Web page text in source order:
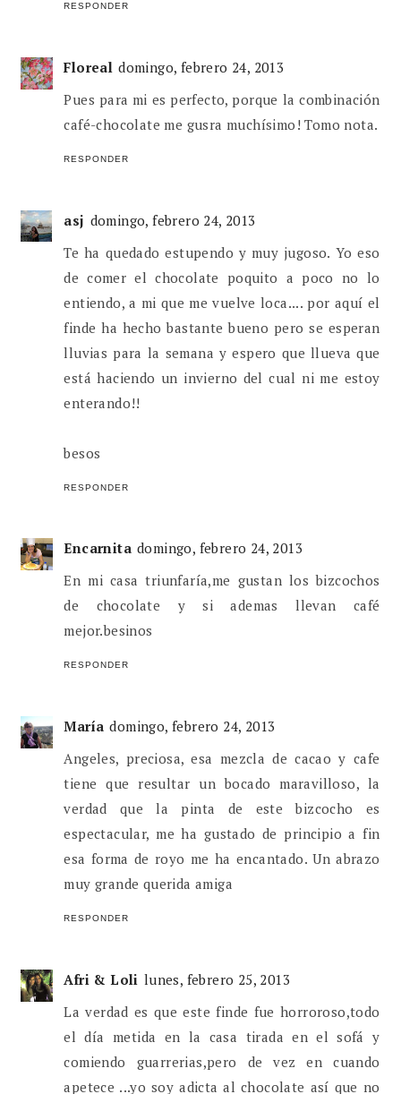
RESPONDER
Floreal domingo, febrero 24, 2013
Pues para mi es perfecto, porque la combinación
café-chocolate me gusra muchísimo! Tomo nota.
RESPONDER
asj domingo, febrero 24, 2013
Te ha quedado estupendo y muy jugoso. Yo eso
de comer el chocolate poquito a poco no lo
entiendo, a mi que me vuelve loca.... por aquí el
finde ha hecho bastante bueno pero se esperan
lluvias para la semana y espero que llueva que
está haciendo un invierno del cual ni me estoy
enterando!!
besos
RESPONDER
Encarnita domingo, febrero 24, 2013
En mi casa triunfaría,me gustan los bizcochos
de chocolate y si ademas llevan café
mejor.besinos
RESPONDER
María domingo, febrero 24, 2013
Angeles, preciosa, esa mezcla de cacao y cafe
tiene que resultar un bocado maravilloso, la
verdad que la pinta de este bizcocho es
espectacular, me ha gustado de principio a fin
esa forma de royo me ha encantado. Un abrazo
muy grande querida amiga
RESPONDER
Afri & Loli lunes, febrero 25, 2013
La verdad es que este finde fue horroroso,todo
el día metida en la casa tirada en el sofá y
comiendo guarrerias,pero de vez en cuando
apetece ...yo soy adicta al chocolate así que no